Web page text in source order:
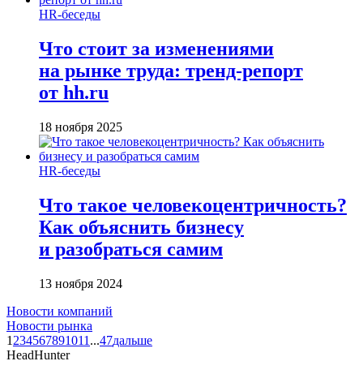
HR-беседы
Что стоит за изменениями
на рынке труда: тренд-репорт
от hh.ru
18 ноября 2025
HR-беседы
Что такое человеко­центричность?
Как объяснить бизнесу
и разобраться самим
13 ноября 2024
Новости компаний
Новости рынка
1 234567891011 ...47дальше
HeadHunter